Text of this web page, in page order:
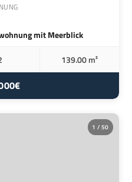
mit Meerblick
139.00 m²
1 / 50